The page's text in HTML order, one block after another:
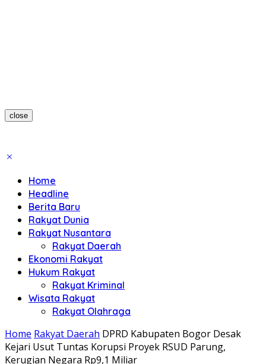
close
Home
Headline
Berita Baru
Rakyat Dunia
Rakyat Nusantara
Rakyat Daerah
Ekonomi Rakyat
Hukum Rakyat
Rakyat Kriminal
Wisata Rakyat
Rakyat Olahraga
Home Rakyat Daerah DPRD Kabupaten Bogor Desak
Kejari Usut Tuntas Korupsi Proyek RSUD Parung,
Kerugian Negara Rp9,1 Miliar